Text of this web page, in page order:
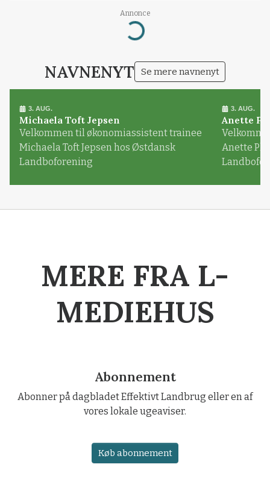
Annonce
Loading...
NAVNENYT Se mere navnenyt
3. AUG.
Michaela Toft Jepsen
Velkommen til økonomiassistent trainee
Michaela Toft Jepsen hos Østdansk
Landboforening
3. AUG.
Anette
Anette
MERE FRA L-
MEDIEHUS
Abonnement
Abonner på dagbladet Effektivt Landbrug eller en af
vores lokale ugeaviser.
Køb abonnement